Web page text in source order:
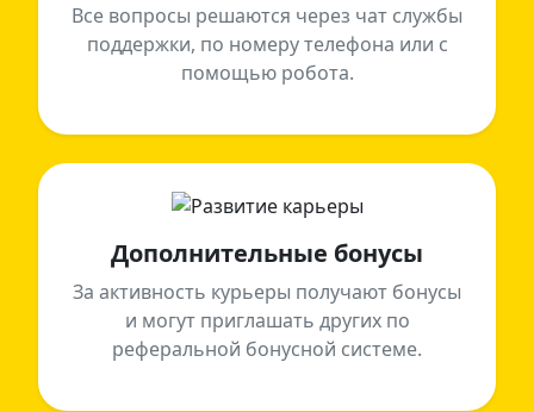
Все вопросы решаются через чат службы
поддержки, по номеру телефона или с
помощью робота.
Дополнительные бонусы
За активность курьеры получают бонусы
и могут приглашать других по
реферальной бонусной системе.